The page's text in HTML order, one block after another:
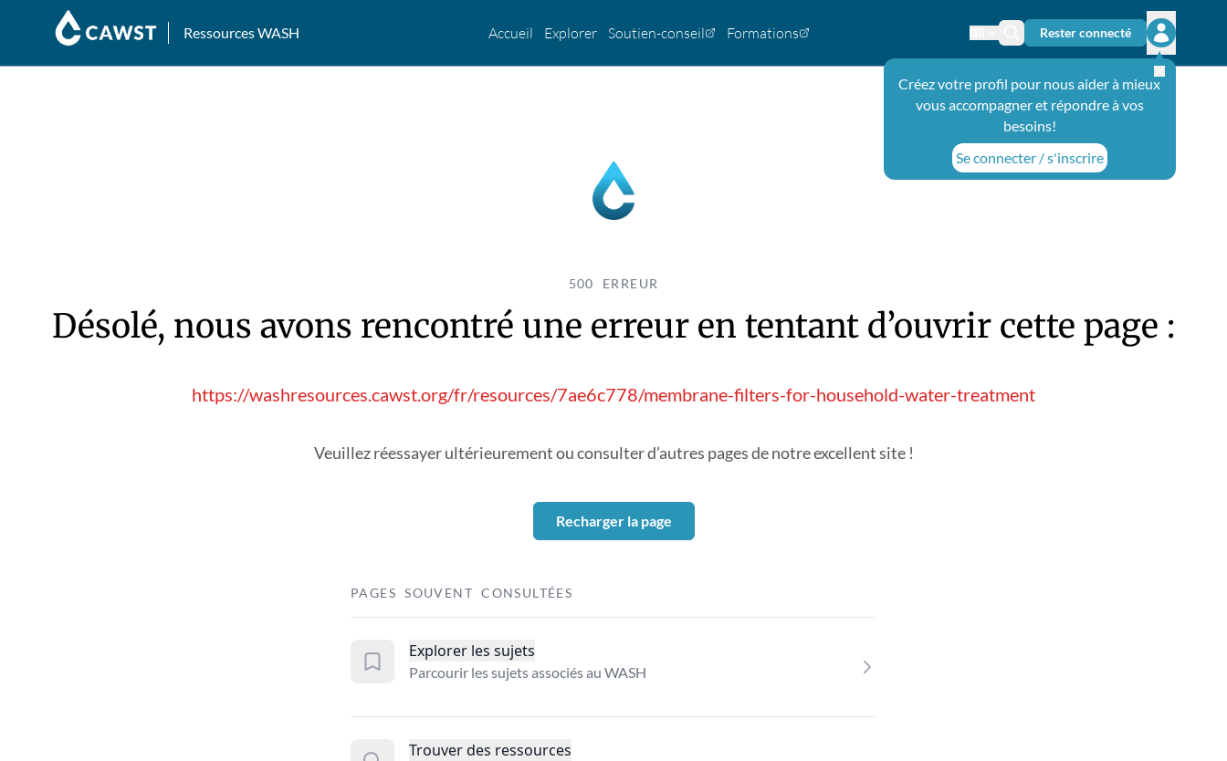
Ressources WASH Accueil Explorer Soutien-conseil Formations Changer de langue
Icône de recherche
Rester connecté
Ouvrir le
Créez votre profil pour nous aider à mieux
vous accompagner et répondre à vos
besoins!
Se connecter / s'inscrire
500 ERREUR
Désolé, nous avons rencontré une erreur en tentant d’ouvrir cette page :
https://washresources.cawst.org/fr/resources/7ae6c778/membrane-filters-for-household-water-treatment
Veuillez réessayer ultérieurement ou consulter d’autres pages de notre excellent site !
Recharger la page
PAGES SOUVENT CONSULTÉES
Explorer les sujets
Parcourir les sujets associés au WASH
Trouver des ressources